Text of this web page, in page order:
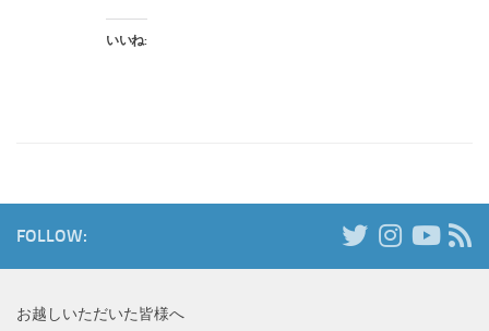
いいね:
FOLLOW:
お越しいただいた皆様へ